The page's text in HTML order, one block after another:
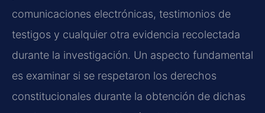
comunicaciones electrónicas, testimonios de
testigos y cualquier otra evidencia recolectada
durante la investigación. Un aspecto fundamental
es examinar si se respetaron los derechos
constitucionales durante la obtención de dichas